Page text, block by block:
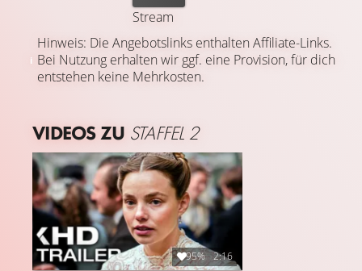
Stream
Hinweis: Die Angebotslinks enthalten Affiliate-Links.
Bei Nutzung erhalten wir ggf. eine Provision, für dich
entstehen keine Mehrkosten.
VIDEOS ZU STAFFEL 2
95% 2:16